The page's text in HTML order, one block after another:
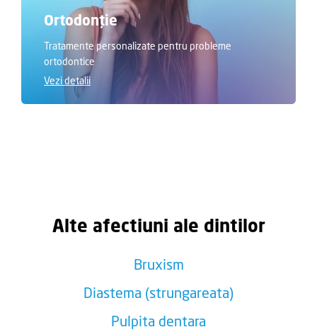
Ortodonție
Tratamente personalizate pentru probleme
ortodontice
Vezi detalii
Alte afectiuni ale dintilor
Bruxism
Diastema (strungareata)
Pulpita dentara